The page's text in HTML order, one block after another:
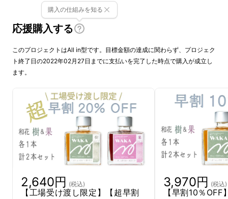
弾として、「春」が香り立つ
と、「秋」を味わう「果」
ました。
野菜や果実など、ハーブ以外の原材料も季節ご
との食材を中心に選定することで、「春」と
応援購入する
購入の仕組みを知る
このプロジェクトはAll in型です。目標金額の達成に関わらず、プロジェク
ト終了日の2022年02月27日までに支払いを完了した時点で購入が成立し
ます。
2,640円 (税込)
【工場受け渡し限定】【超早割
3,970円 (税込)
【早割10％